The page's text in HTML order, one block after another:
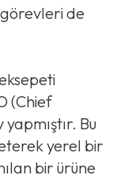
görevleri de
(Chief
Bu
yerel bir
bir ürüne